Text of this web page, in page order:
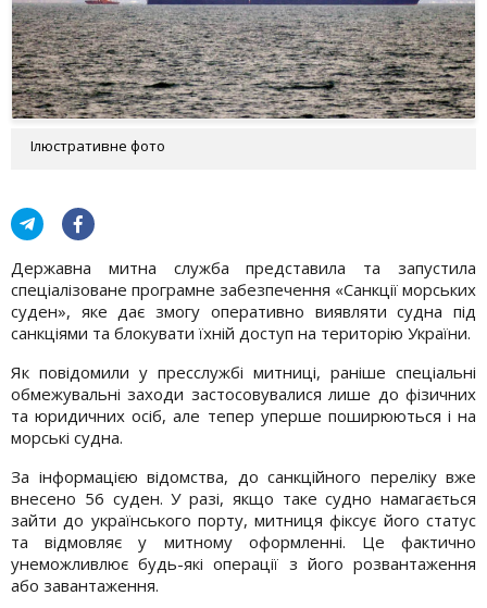
Ілюстративне фото
Державна митна служба представила та запустила
спеціалізоване програмне забезпечення «Санкції морських
суден», яке дає змогу оперативно виявляти судна під
санкціями та блокувати їхній доступ на територію України.
Як повідомили у пресслужбі митниці, раніше спеціальні
обмежувальні заходи застосовувалися лише до фізичних
та юридичних осіб, але тепер уперше поширюються і на
морські судна.
За інформацією відомства, до санкційного переліку вже
внесено 56 суден. У разі, якщо таке судно намагається
зайти до українського порту, митниця фіксує його статус
та відмовляє у митному оформленні. Це фактично
унеможливлює будь-які операції з його розвантаження
або завантаження.